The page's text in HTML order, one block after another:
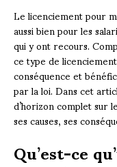
Le licenciement pour
aussi bien pour les
qui y ont recours.
ce type de
conséquence et
par la loi. Dans cet
d’horizon complet
ses causes, ses
Qu’est-ce